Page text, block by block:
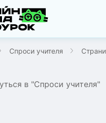
Спроси учителя
в "Спроси учителя"